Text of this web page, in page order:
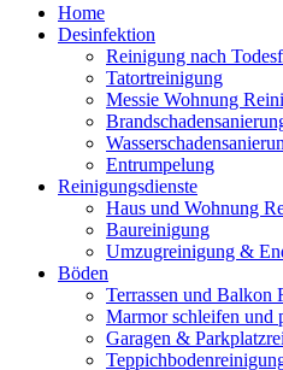
Home
Desinfektion
Reinigung nach
Tatortreinigung
Messie Wohnung
Entrumpelung
Reinigungsdienste
Haus und Wohnung
Baureinigung
Umzugreinigung &
Böden
Terrassen und Balkon
Marmor schleifen und
Garagen &